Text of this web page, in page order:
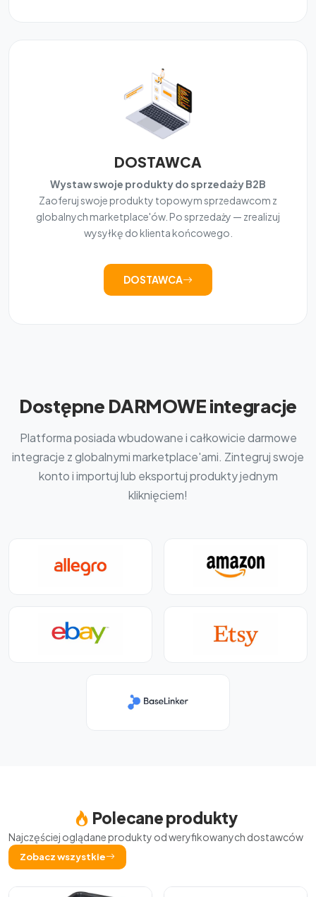
DOSTAWCA
Wystaw swoje produkty do sprzedaży B2B
Zaoferuj swoje produkty topowym sprzedawcom z
globalnych marketplace'ów. Po sprzedaży — zrealizuj
wysyłkę do klienta końcowego.
DOSTAWCA
Dostępne DARMOWE integracje
Platforma posiada wbudowane i całkowicie darmowe
integracje z globalnymi marketplace'ami. Zintegruj swoje
konto i importuj lub eksportuj produkty jednym
kliknięciem!
Polecane produkty
Najczęściej oglądane produkty od weryfikowanych dostawców
Zobacz wszystkie